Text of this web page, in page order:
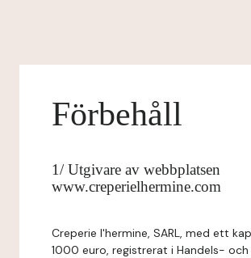
Förbehåll
1/ Utgivare av webbplatsen
www.creperielhermine.com
Creperie l'hermine, SARL, med ett
1000 euro, registrerat i Handels- och